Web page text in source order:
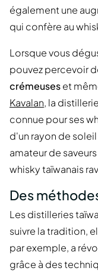
également une
qui confère au
Lorsque vous
pouvez percevoir
crémeuseset
Kavalan, la
connue pour ses
d'un rayon de
amateur de
whisky taïwanais
Des
Les distilleries
suivre la tradition,
par exemple, a
grâce à des